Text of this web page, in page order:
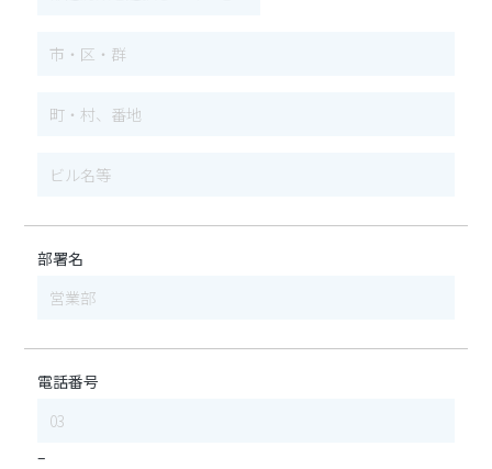
部署名
電話番号
–